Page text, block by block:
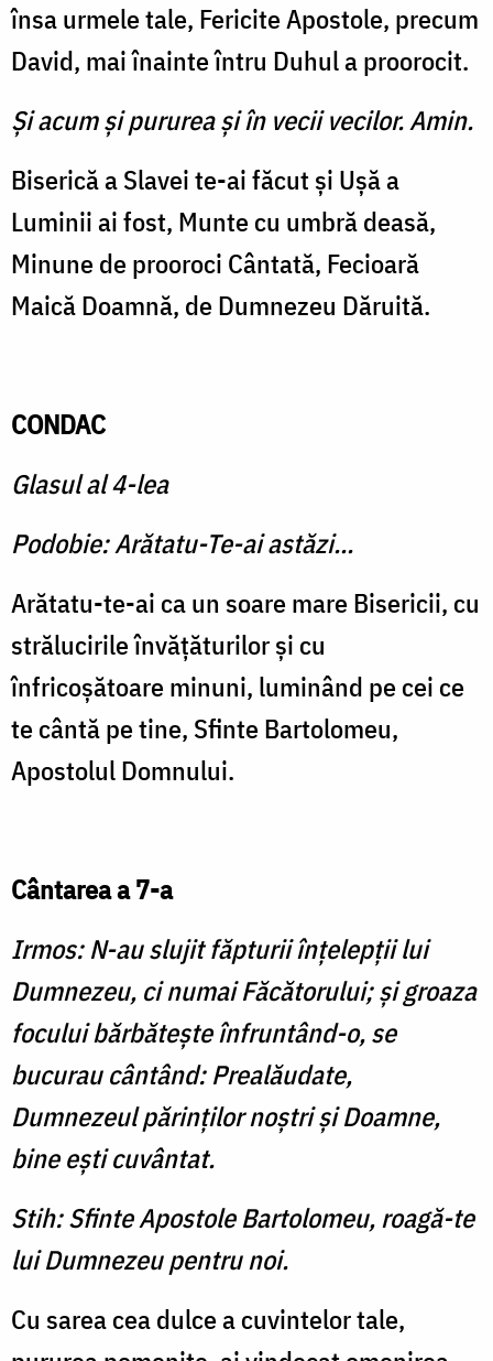
însa urmele tale, Fericite Apostole, precum
David, mai înainte întru Duhul a proorocit.
Şi acum şi pururea şi în vecii vecilor. Amin.
Biserică a Slavei te-ai făcut şi Uşă a
Luminii ai fost, Munte cu umbră deasă,
Minune de prooroci Cântată, Fecioară
Maică Doamnă, de Dumnezeu Dăruită.
CONDAC
Glasul al 4-lea
Podobie: Arătatu-Te-ai astăzi...
Arătatu-te-ai ca un soare mare Bisericii, cu
strălucirile învăţăturilor şi cu
înfricoşătoare minuni, luminând pe cei ce
te cântă pe tine, Sfinte Bartolomeu,
Apostolul Domnului.
Cântarea a 7-a
Irmos: N-au slujit făpturii înţelepţii lui
Dumnezeu, ci numai Făcătorului; şi groaza
focului bărbăteşte înfruntând-o, se
bucurau cântând: Prealăudate,
Dumnezeul părinţilor noştri şi Doamne,
bine eşti cuvântat.
Stih: Sfinte Apostole Bartolomeu, roagă-te
lui Dumnezeu pentru noi.
Cu sarea cea dulce a cuvintelor tale,